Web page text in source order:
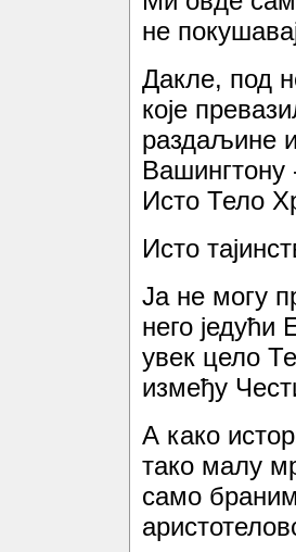
не
Дакле, под
које
раздаљине
Вашингтону
Исто Тело
Исто
Ја не могу
него једући
увек цело
између
А како
тако малу
само